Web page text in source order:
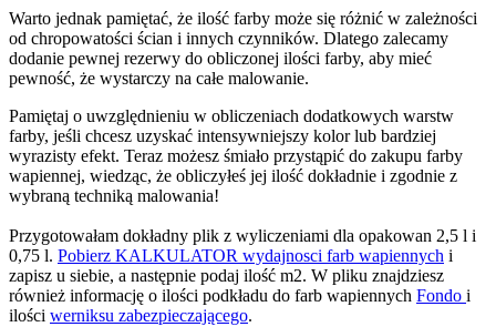
Warto jednak pamiętać, że ilość farby może się różnić w zależności
od chropowatości ścian i innych czynników. Dlatego zalecamy
dodanie pewnej rezerwy do obliczonej ilości farby, aby mieć
pewność, że wystarczy na całe malowanie.
Pamiętaj o uwzględnieniu w obliczeniach dodatkowych warstw
farby, jeśli chcesz uzyskać intensywniejszy kolor lub bardziej
wyrazisty efekt. Teraz możesz śmiało przystąpić do zakupu farby
wapiennej, wiedząc, że obliczyłeś jej ilość dokładnie i zgodnie z
wybraną techniką malowania!
Przygotowałam dokładny plik z wyliczeniami dla opakowan 2,5 l i
0,75 l. Pobierz KALKULATOR wydajnosci farb wapiennych i
zapisz u siebie, a następnie podaj ilość m2. W pliku znajdziesz
również informację o ilości podkładu do farb wapiennych Fondo i
ilości werniksu zabezpieczającego.